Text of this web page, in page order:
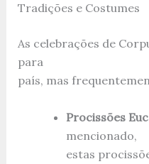
Tradições e Costumes
As celebrações de
para
país, mas
Procissões
mencionado,
estas